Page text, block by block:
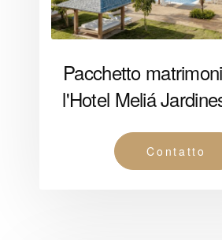
Pacchetto
l'Hotel Meliá
Contatto